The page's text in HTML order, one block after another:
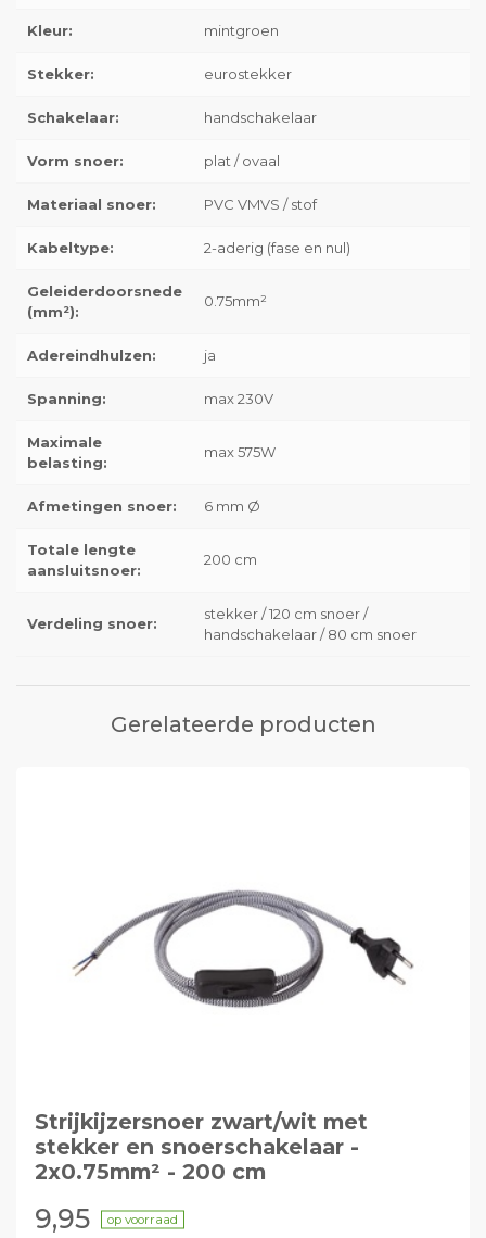
Kleur: mintgroen
Stekker: eurostekker
Schakelaar: handschakelaar
Vorm snoer: plat / ovaal
Materiaal snoer: PVC VMVS / stof
Kabeltype: 2-aderig (fase en nul)
Geleiderdoorsnede
(mm²):
0.75mm²
Adereindhulzen: ja
Spanning: max 230V
Maximale
belasting:
max 575W
Afmetingen snoer: 6 mm Ø
Totale lengte
aansluitsnoer:
200 cm
Verdeling snoer:
stekker / 120 cm snoer /
handschakelaar / 80 cm snoer
Gerelateerde producten
Strijkijzersnoer zwart/wit met
stekker en snoerschakelaar -
2x0.75mm² - 200 cm
9,95 op voorraad